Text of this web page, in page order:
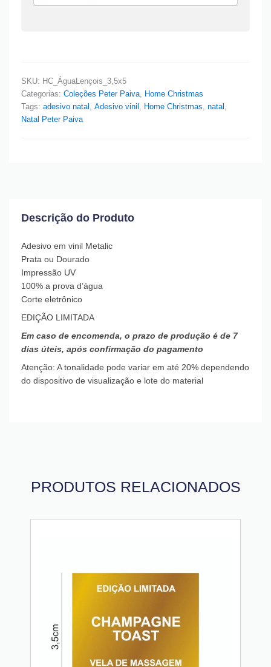
SKU: HC_ÁguaLençois_3,5x5
Categorias: Coleções Peter Paiva
Home Christmas
Tags: adesivo natal Adesivo vinil Home Christmas natal
Natal Peter Paiva
Descrição do Produto
Adesivo em vinil Metalic
Prata ou Dourado
Impressão UV
100% a prova d’água
Corte eletrônico
EDIÇÃO LIMITADA
Em caso de encomenda, o prazo de produção é de 7
dias úteis, após confirmação do pagamento
Atenção: A tonalidade pode variar em até 20% dependendo
do dispositivo de visualização e lote do material
PRODUTOS RELACIONADOS